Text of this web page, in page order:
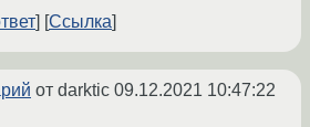
Ссылка
от darktic 09.12.2021 10:47:22